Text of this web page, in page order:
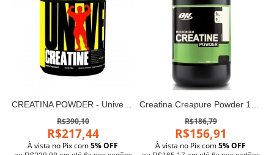
CREATINA POWDER - Universal Nutrition (200g)
R$390,10
R$217,44
À vista no Pix com5% OFF
Creatina Creapure Powder 150g - Optimum Nutrition
R$186,79
R$156,91
À vista no Pix com5% OFF